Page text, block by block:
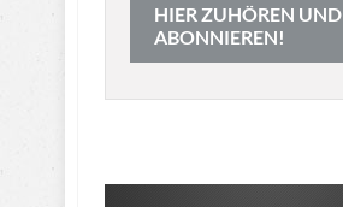
HIER ZUHÖREN UND
ABONNIEREN!